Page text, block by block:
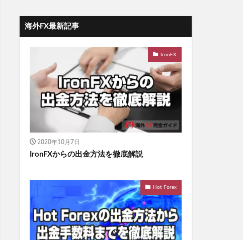
海外FX最新記事
IronFX
2020年10月7日
IronFXからの出金方法を徹底解説
Hot Forex